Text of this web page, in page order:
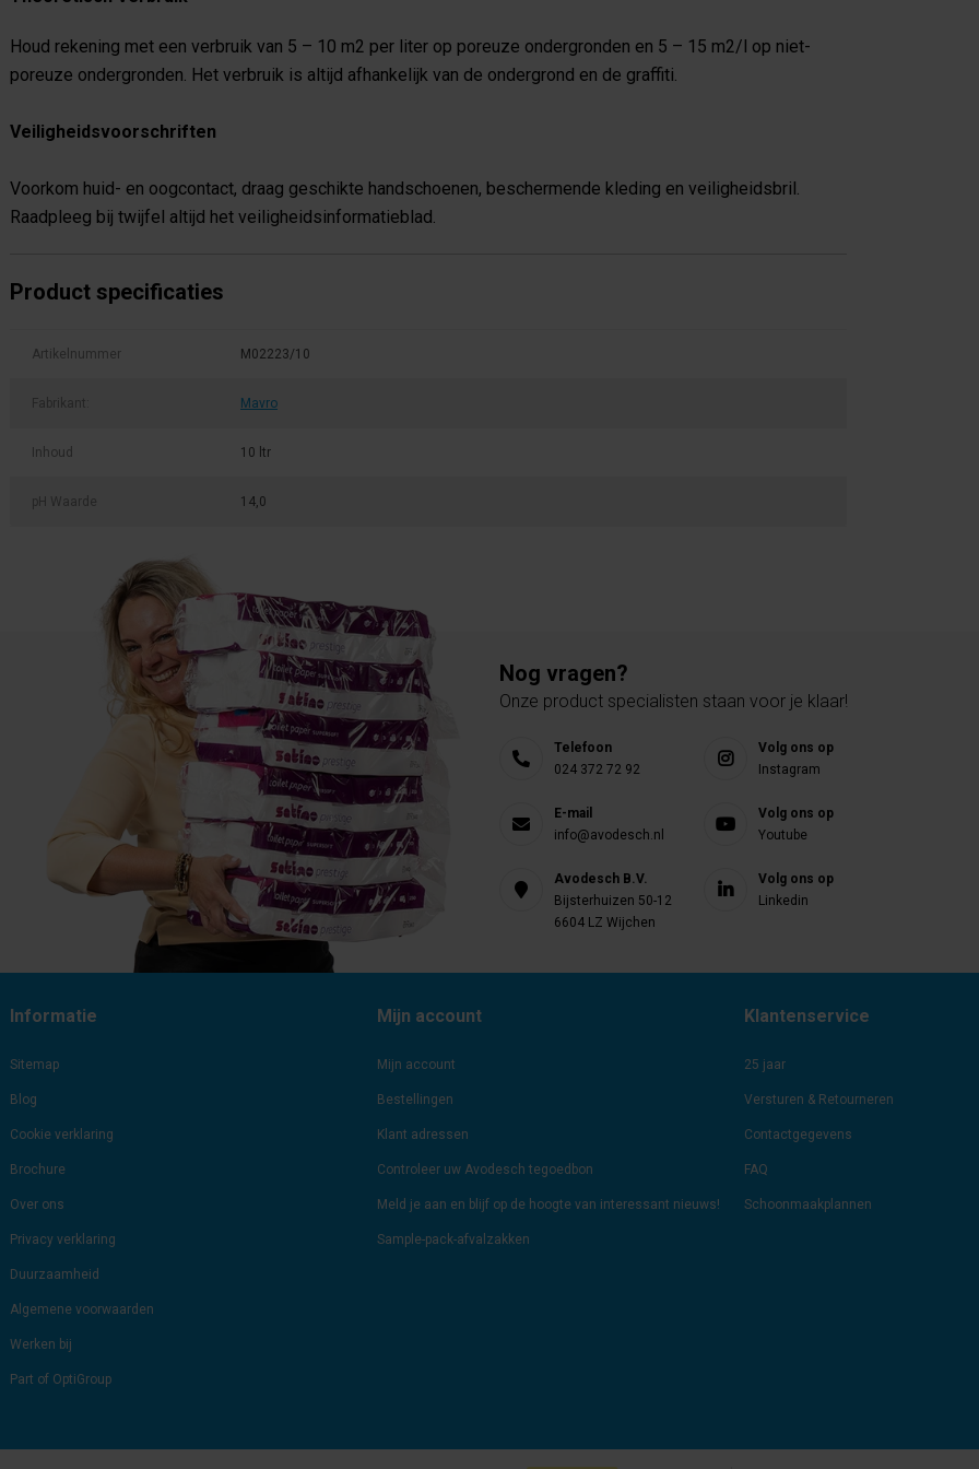
Houd rekening met een verbruik van 5 – 10 m2 per liter op poreuze ondergronden en 5 – 15 m2/l op niet-
poreuze ondergronden. Het verbruik is altijd afhankelijk van de ondergrond en de graffiti.
Veiligheidsvoorschriften
Voorkom huid- en oogcontact, draag geschikte handschoenen, beschermende kleding en veiligheidsbril.
Raadpleeg bij twijfel altijd het veiligheidsinformatieblad.
Product specificaties
Artikelnummer M02223/10
Fabrikant: Mavro
Inhoud 10 ltr
pH Waarde 14,0
Nog vragen?
Onze product specialisten staan voor je klaar!
Telefoon
024 372 72 92
E-mail
info@avodesch.nl
Avodesch B.V.
Bijsterhuizen 50-12
6604 LZ Wijchen
Volg ons op
Instagram
Volg ons op
Youtube
Volg ons op
Linkedin
Informatie
Sitemap
Blog
Cookie verklaring
Brochure
Over ons
Privacy verklaring
Duurzaamheid
Algemene voorwaarden
Werken bij
Part of OptiGroup
Mijn account
Mijn account
Bestellingen
Klant adressen
Controleer uw Avodesch tegoedbon
Meld je aan en blijf op de hoogte van interessant nieuws!
Sample-pack-afvalzakken
Klantenservice
25 jaar
Versturen & Retourneren
Contactgegevens
FAQ
Schoonmaakplannen